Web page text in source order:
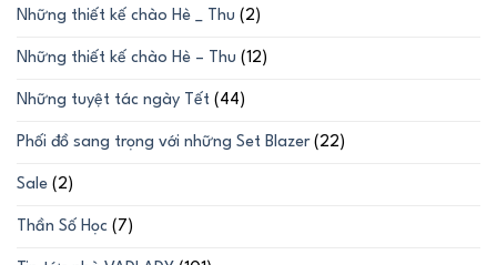
Những thiết kế chào Hè _ Thu (2)
Những thiết kế chào Hè – Thu (12)
Những tuyệt tác ngày Tết (44)
Phối đồ sang trọng với những Set Blazer(22)
Sale (2)
Thần Số Học (7)